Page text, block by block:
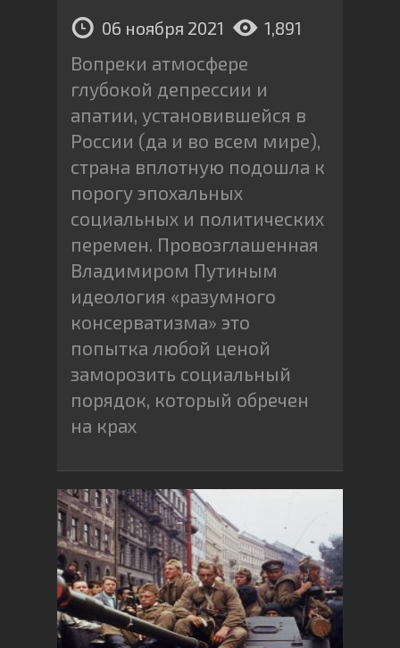
06 ноября 2021 1,891
Вопреки атмосфере
глубокой депрессии и
апатии, установившейся в
России (да и во всем мире),
страна вплотную подошла к
порогу эпохальных
социальных и политических
перемен. Провозглашенная
Владимиром Путиным
идеология «разумного
консерватизма» это
попытка любой ценой
заморозить социальный
порядок, который обречен
на крах